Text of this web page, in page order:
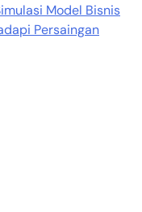
Model Bisnis
Persaingan